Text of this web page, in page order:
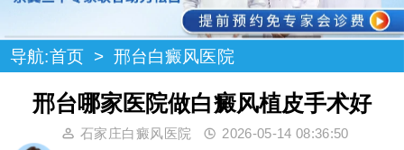
导航:首页 > 邢台白癜风医院
邢台哪家医院做白癜风植皮手术好
石家庄白癜风医院 2026-05-14 08:36:50